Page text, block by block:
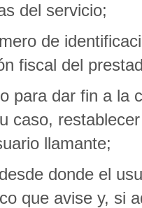
del servicio;
de
fiscal del
para dar fin a la
caso,
llamante;
donde el
que avise y, si